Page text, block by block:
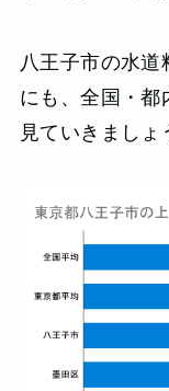
八王子市の水道
にも、全国・都
見ていきましょ